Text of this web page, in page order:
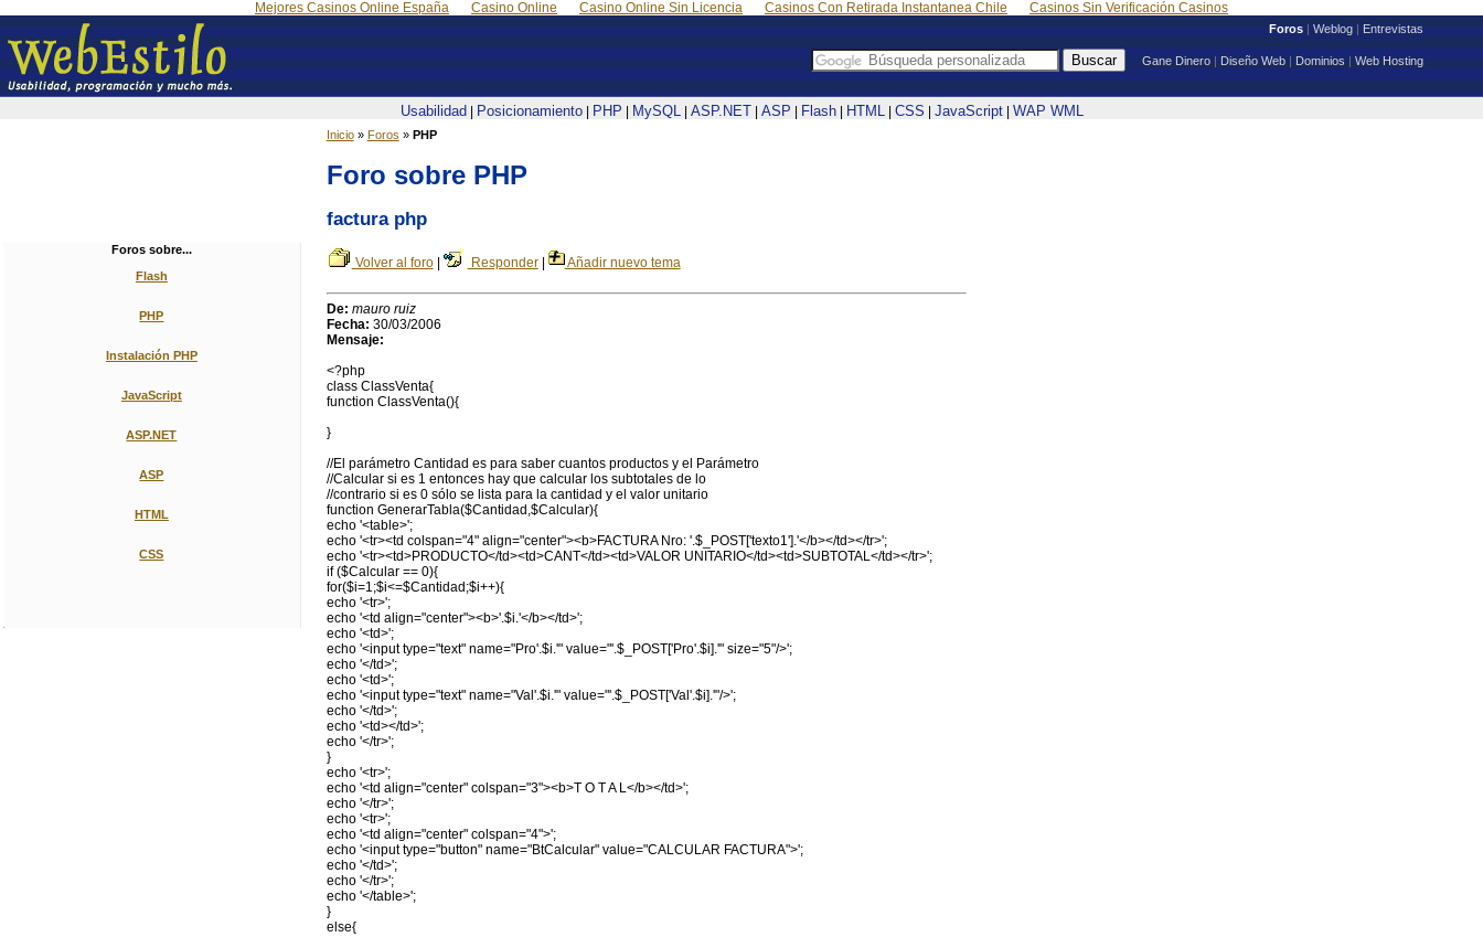
Mejores Casinos Online España Casino Online Casino Online Sin Licencia Casinos Con Retirada Instantanea Chile Casinos Sin Verificación Casinos
Foros|Weblog|Entrevistas
Gane Dinero|Diseño Web|Dominios|Web Hosting
Usabilidad Posicionamiento| PHP MySQL| ASP.NET ASP Flash| HTML| CSS JavaScript| WAP WML
Inicio» Foros » PHP
Foro sobre PHP
factura php
Volver al foro| Responder| Añadir nuevo tema
De: mauro ruiz
Fecha: 30/03/2006
Mensaje:
<?php
class ClassVenta{
function ClassVenta(){
}
//El parámetro Cantidad es para saber cuantos productos y el Parámetro
//Calcular si es 1 entonces hay que calcular los subtotales de lo
//contrario si es 0 sólo se lista para la cantidad y el valor unitario
function GenerarTabla($Cantidad,$Calcular){
echo '<table>';
echo '<tr><td colspan="4" align="center"><b>FACTURA Nro: '.$_POST['texto1'].'</b></td></tr>';
echo '<tr><td>PRODUCTO</td><td>CANT</td><td>VALOR UNITARIO</td><td>SUBTOTAL</td></tr>';
if ($Calcular == 0){
for($i=1;$i<=$Cantidad;$i++){
echo '<tr>';
echo '<td align="center"><b>'.$i.'</b></td>';
echo '<td>';
echo '<input type="text" name="Pro'.$i.'" value="'.$_POST['Pro'.$i].'" size="5"/>';
echo '</td>';
echo '<td>';
echo '<input type="text" name="Val'.$i.'" value="'.$_POST['Val'.$i].'"/>';
echo '</td>';
echo '<td></td>';
echo '</tr>';
}
echo '<tr>';
echo '<td align="center" colspan="3"><b>T O T A L</b></td>';
echo '</tr>';
echo '<tr>';
echo '<td align="center" colspan="4">';
echo '<input type="button" name="BtCalcular" value="CALCULAR FACTURA">';
echo '</td>';
echo '</tr>';
echo '</table>';
}
else{
Foros sobre...
Flash
PHP
Instalación PHP
JavaScript
ASP.NET
ASP
HTML
CSS